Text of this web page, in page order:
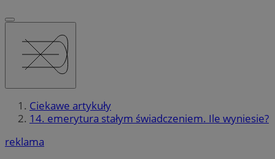
Ciekawe artykuły
14. emerytura stałym świadczeniem. Ile wyniesie?
reklama